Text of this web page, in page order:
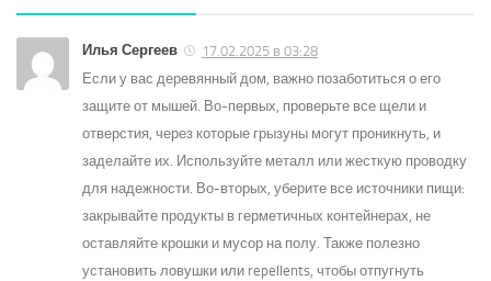
Илья Сергеев
17.02.2025 в 03:28
Если у вас деревянный дом, важно позаботиться о его
защите от мышей. Во-первых, проверьте все щели и
отверстия, через которые грызуны могут проникнуть, и
заделайте их. Используйте металл или жесткую проводку
для надежности. Во-вторых, уберите все источники пищи:
закрывайте продукты в герметичных контейнерах, не
оставляйте крошки и мусор на полу. Также полезно
установить ловушки или repellents, чтобы отпугнуть